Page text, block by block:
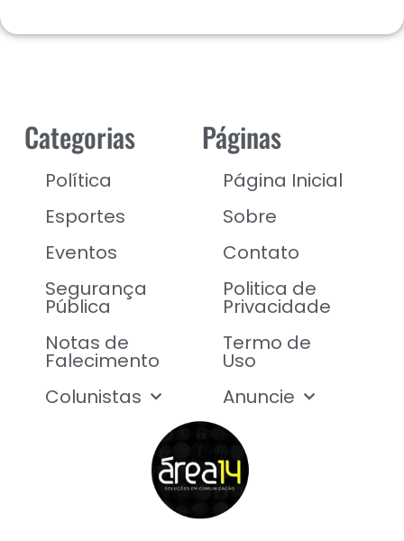
Categorias
Política
Esportes
Eventos
Segurança
Pública
Notas de
Falecimento
Colunistas
Páginas
Página Inicial
Sobre
Contato
Politica de
Privacidade
Termo de
Uso
Anuncie